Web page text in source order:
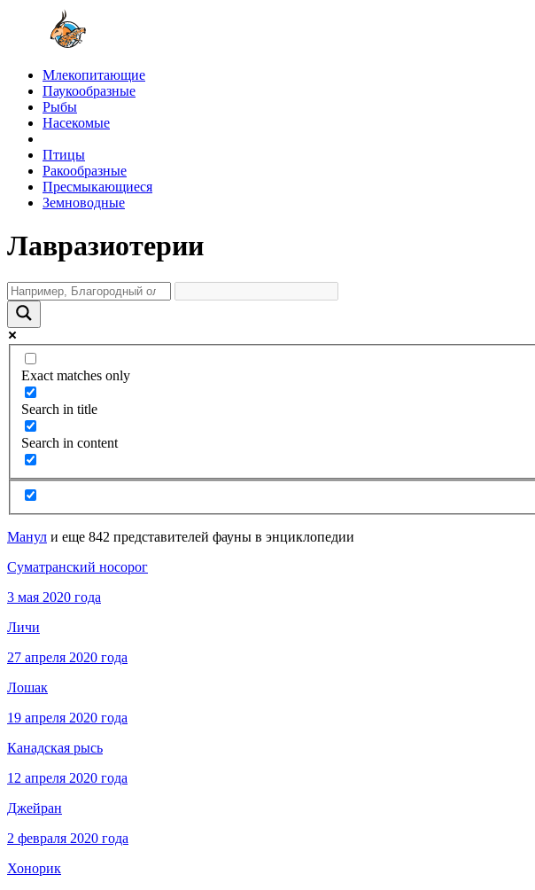
Млекопитающие
Паукообразные
Рыбы
Насекомые
Птицы
Ракообразные
Пресмыкающиеся
Земноводные
Лавразиотерии
Exact matches only
Search in title
Search in content
Манул и еще 842 представителей фауны в энциклопедии
Суматранский носорог
3 мая 2020 года
Личи
27 апреля 2020 года
Лошак
19 апреля 2020 года
Канадская рысь
12 апреля 2020 года
Джейран
2 февраля 2020 года
Хонорик